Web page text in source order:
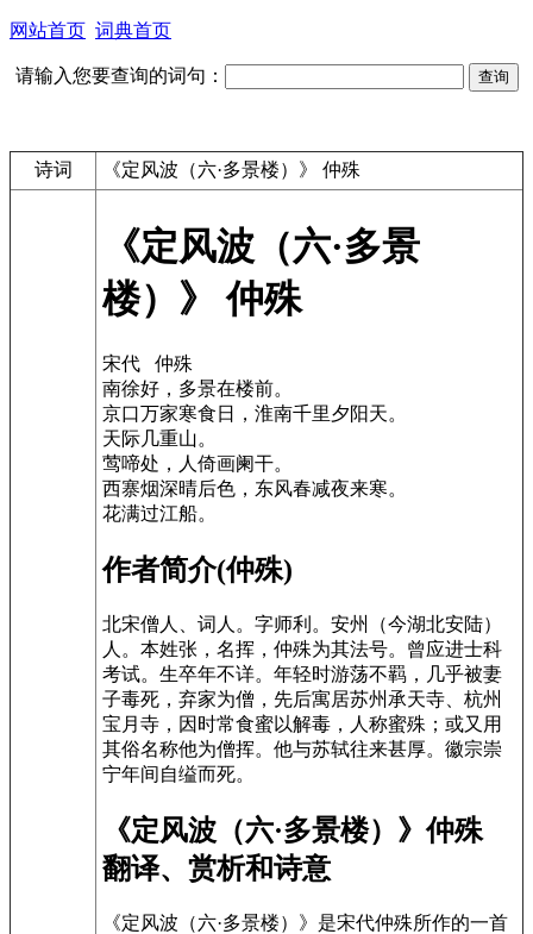
网站首页 词典首页
请输入您要查询的词句：
诗词 《定风波（六·多景楼）》 仲殊
《定风波（六·多景
楼）》 仲殊
宋代 仲殊
南徐好，多景在楼前。
京口万家寒食日，淮南千里夕阳天。
天际几重山。
莺啼处，人倚画阑干。
西寨烟深晴后色，东风春减夜来寒。
花满过江船。
作者简介(仲殊)
北宋僧人、词人。字师利。安州（今湖北安陆）
人。本姓张，名挥，仲殊为其法号。曾应进士科
考试。生卒年不详。年轻时游荡不羁，几乎被妻
子毒死，弃家为僧，先后寓居苏州承天寺、杭州
宝月寺，因时常食蜜以解毒，人称蜜殊；或又用
其俗名称他为僧挥。他与苏轼往来甚厚。徽宗崇
宁年间自缢而死。
《定风波（六·多景楼）》仲殊
翻译、赏析和诗意
《定风波（六·多景楼）》是宋代仲殊所作的一首